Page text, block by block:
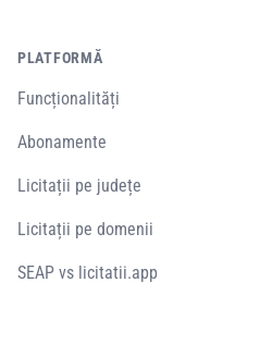
PLATFORMĂ
Funcționalități
Abonamente
Licitații pe județe
Licitații pe domenii
SEAP vs licitatii.app